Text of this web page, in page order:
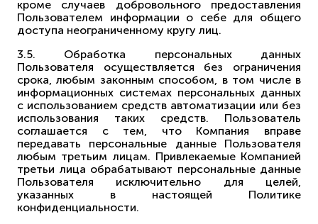
кроме случаев добровольного предоставления
Пользователем информации о себе для общего
доступа неограниченному кругу лиц.
3.5. Обработка персональных данных
Пользователя осуществляется без ограничения
срока, любым законным способом, в том числе в
информационных системах персональных данных
с использованием средств автоматизации или без
использования таких средств. Пользователь
соглашается с тем, что Компания вправе
передавать персональные данные Пользователя
любым третьим лицам. Привлекаемые Компанией
третьи лица обрабатывают персональные данные
Пользователя исключительно для целей,
указанных в настоящей Политике
конфиденциальности.